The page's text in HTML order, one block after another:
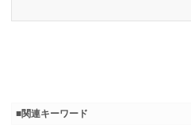
■関連キーワード